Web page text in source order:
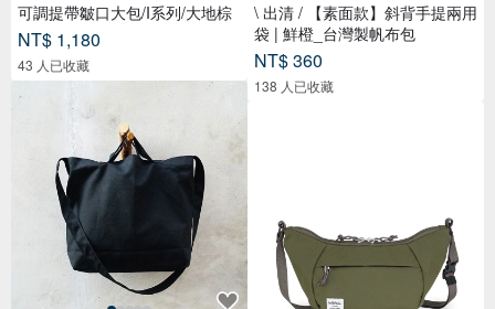
可調提帶皺口大包/I系列/大地棕
NT$ 1,180
43 人已收藏
\ 出清 / 【素面款】斜背手提兩用
袋 | 鮮橙_台灣製帆布包
NT$ 360
138 人已收藏